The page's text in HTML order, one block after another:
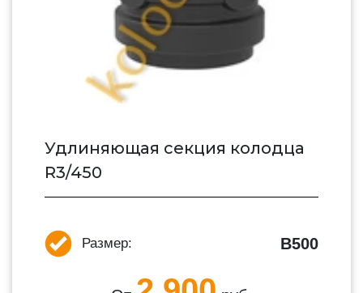
Удлиняющая секция колодца
R3/450
Размер: В500